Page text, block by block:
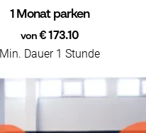
1 Monat parken
von € 173.10
Min. Dauer 1 Stunde